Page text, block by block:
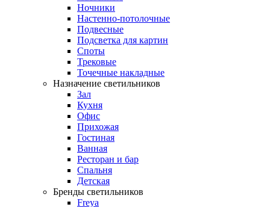
Ночники
Настенно-потолочные
Подвесные
Подсветка для картин
Споты
Трековые
Точечные накладные
Назначение светильников
Зал
Кухня
Офис
Прихожая
Гостиная
Ванная
Ресторан и бар
Спальня
Детская
Бренды светильников
Freya